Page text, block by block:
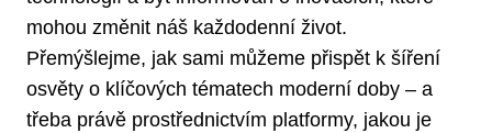
mohou změnit náš každodenní život.
Přemýšlejme, jak sami můžeme přispět k šíření
osvěty o klíčových tématech moderní doby – a
třeba právě prostřednictvím platformy, jakou je